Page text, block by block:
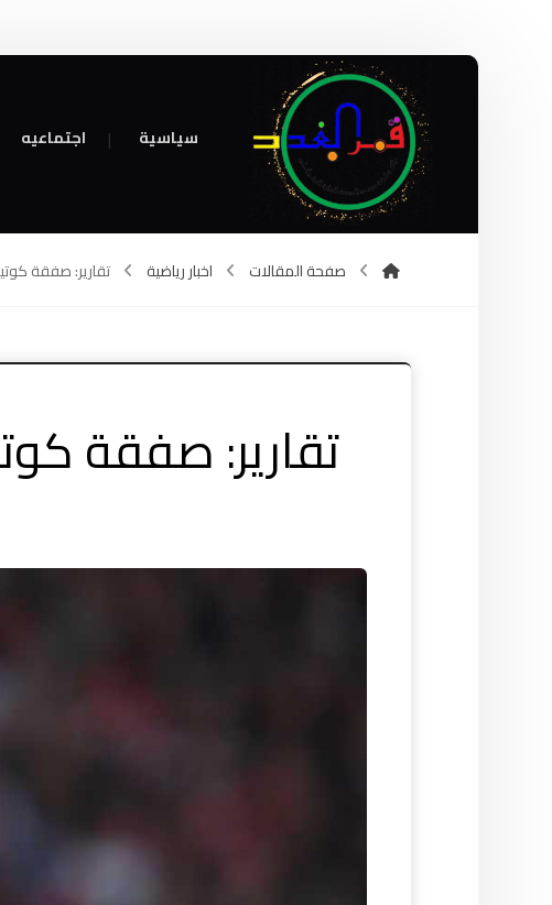
سياسية اجتماعيه
صفحة المقالات اخبار رياضية تقارير: صفقة
تقارير: صفقة